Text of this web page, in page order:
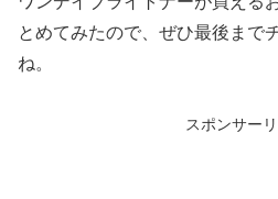
とめてみたので、ぜひ最後まで
ね。
スポンサー